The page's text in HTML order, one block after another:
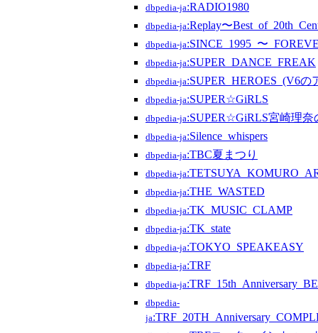
dbpedia-ja:RADIO1980
dbpedia-ja:Replay〜
dbpedia-ja:SINCE_1995_〜
dbpedia-ja:SUPER_DANCE_FREAK
dbpedia-ja:SUPER_HEROES_(V6の
dbpedia-ja:SUPER☆GiRLS
dbpedia-ja:SUPER☆GiRLS宮崎理
dbpedia-ja:Silence_whispers
dbpedia-ja:TBC夏まつり
dbpedia-ja
dbpedia-ja:THE_WASTED
dbpedia-ja:TK_MUSIC_CLAMP
dbpedia-ja:TK_state
dbpedia-ja:TOKYO_SPEAKEASY
dbpedia-ja:TRF
dbpedia-ja
dbpedia-
ja